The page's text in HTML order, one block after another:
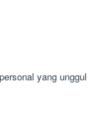
yang unggul